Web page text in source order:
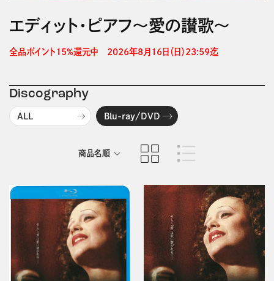
エディット・ピアフ～愛の讃歌～
全品ポイント15%還元中　2026年8月16日（日）23:59迄
Discography
ALL Blu-ray/DVD
商品名順